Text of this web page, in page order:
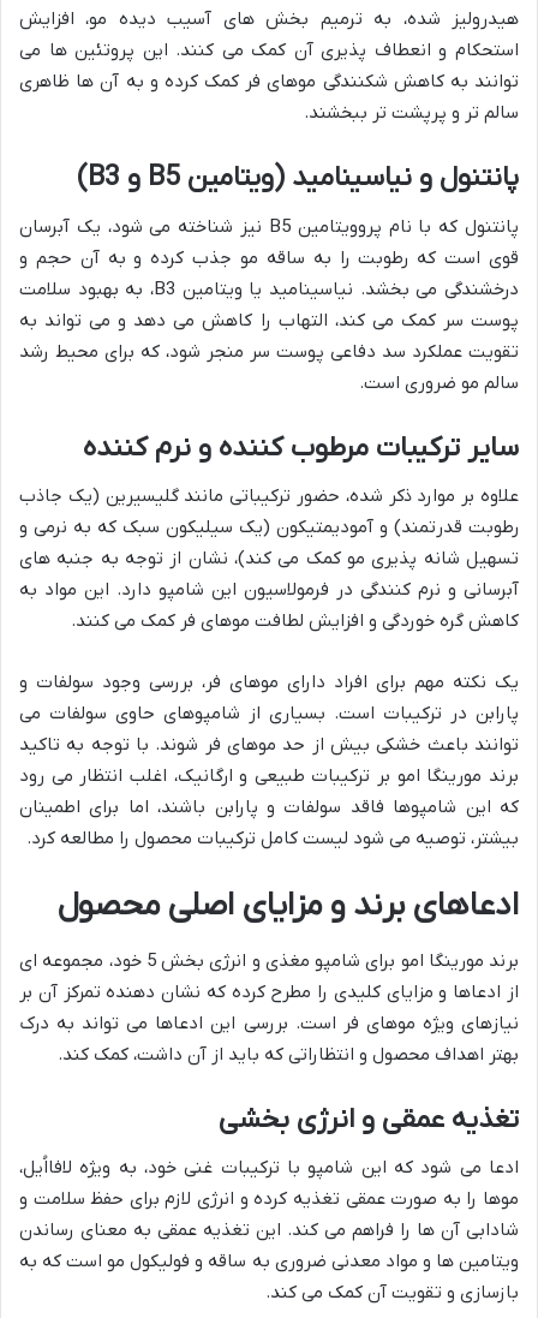
هیدرولیز شده، به ترمیم بخش های آسیب دیده مو، افزایش
استحکام و انعطاف پذیری آن کمک می کنند. این پروتئین ها می
توانند به کاهش شکنندگی موهای فر کمک کرده و به آن ها ظاهری
سالم تر و پرپشت تر ببخشند.
پانتنول و نیاسینامید (ویتامین B5 و B3)
پانتنول که با نام پروویتامین B5 نیز شناخته می شود، یک آبرسان
قوی است که رطوبت را به ساقه مو جذب کرده و به آن حجم و
درخشندگی می بخشد. نیاسینامید یا ویتامین B3، به بهبود سلامت
پوست سر کمک می کند، التهاب را کاهش می دهد و می تواند به
تقویت عملکرد سد دفاعی پوست سر منجر شود، که برای محیط رشد
سالم مو ضروری است.
سایر ترکیبات مرطوب کننده و نرم کننده
علاوه بر موارد ذکر شده، حضور ترکیباتی مانند گلیسیرین (یک جاذب
رطوبت قدرتمند) و آمودیمتیکون (یک سیلیکون سبک که به نرمی و
تسهیل شانه پذیری مو کمک می کند)، نشان از توجه به جنبه های
آبرسانی و نرم کنندگی در فرمولاسیون این شامپو دارد. این مواد به
کاهش گره خوردگی و افزایش لطافت موهای فر کمک می کنند.
یک نکته مهم برای افراد دارای موهای فر، بررسی وجود سولفات و
پارابن در ترکیبات است. بسیاری از شامپوهای حاوی سولفات می
توانند باعث خشکی بیش از حد موهای فر شوند. با توجه به تاکید
برند مورینگا امو بر ترکیبات طبیعی و ارگانیک، اغلب انتظار می رود
که این شامپوها فاقد سولفات و پارابن باشند، اما برای اطمینان
بیشتر، توصیه می شود لیست کامل ترکیبات محصول را مطالعه کرد.
ادعاهای برند و مزایای اصلی محصول
برند مورینگا امو برای شامپو مغذی و انرژی بخش 5 خود، مجموعه ای
از ادعاها و مزایای کلیدی را مطرح کرده که نشان دهنده تمرکز آن بر
نیازهای ویژه موهای فر است. بررسی این ادعاها می تواند به درک
بهتر اهداف محصول و انتظاراتی که باید از آن داشت، کمک کند.
تغذیه عمقی و انرژی بخشی
ادعا می شود که این شامپو با ترکیبات غنی خود، به ویژه لافااُیل،
موها را به صورت عمقی تغذیه کرده و انرژی لازم برای حفظ سلامت و
شادابی آن ها را فراهم می کند. این تغذیه عمقی به معنای رساندن
ویتامین ها و مواد معدنی ضروری به ساقه و فولیکول مو است که به
بازسازی و تقویت آن کمک می کند.